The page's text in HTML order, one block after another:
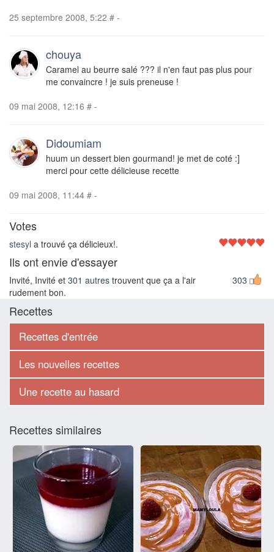
25 septembre 2008, 5:22 # -
chouya
Caramel au beurre salé ??? il n'en faut pas plus pour
me convaincre ! je suis preneuse !
09 mai 2008, 12:16 # -
Didoumiam
huum un dessert bien gourmand! je met de coté :]
merci pour cette délicieuse recette
09 mai 2008, 11:44 # -
Votes
stesyl a trouvé ça délicieux!.
Ils ont envie d'essayer
303
Invité, Invité et 301 autres trouvent que ça a l'air
rudement bon.
Recettes
Recettes d'entrée
Les nouvelles recettes
Une recette au hasard
Recettes similaires